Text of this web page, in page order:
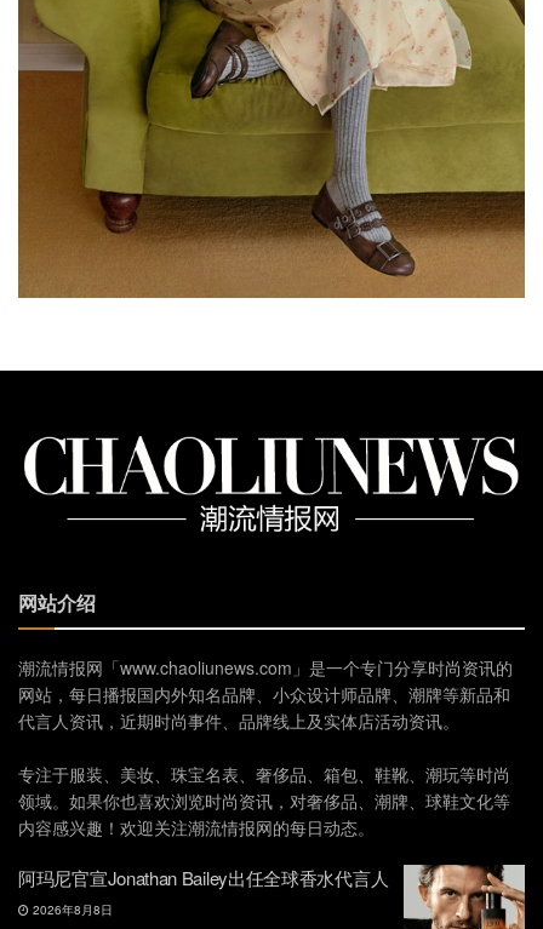
网站介绍
潮流情报网「www.chaoliunews.com」是一个专门分享时尚资讯的
网站，每日播报国内外知名品牌、小众设计师品牌、潮牌等新品和
代言人资讯，近期时尚事件、品牌线上及实体店活动资讯。
专注于服装、美妆、珠宝名表、奢侈品、箱包、鞋靴、潮玩等时尚
领域。如果你也喜欢浏览时尚资讯，对奢侈品、潮牌、球鞋文化等
内容感兴趣！欢迎关注潮流情报网的每日动态。
阿玛尼官宣Jonathan Bailey出任全球香水代言人
2026年8月8日